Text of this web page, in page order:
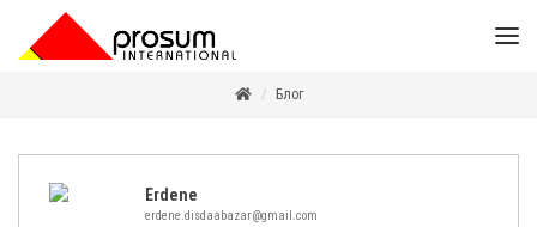
Блог
Erdene
erdene.disdaabazar@gmail.com